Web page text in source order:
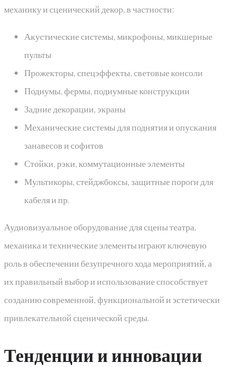
механику и сценический декор, в частности:
Акустические системы, микрофоны, микшерные
пульты
Прожекторы, спецэффекты, световые консоли
Подиумы, фермы, подиумные конструкции
Задние декорации, экраны
Механические системы для поднятия и опускания
занавесов и софитов
Стойки, рэки, коммутационные элементы
Мультикоры, стейджбоксы, защитные пороги для
кабеля и пр.
Аудиовизуальное оборудование для сцены театра,
механика и технические элементы играют ключевую
роль в обеспечении безупречного хода мероприятий, а
их правильный выбор и использование способствует
созданию современной, функциональной и эстетически
привлекательной сценической среды.
Тенденции и инновации